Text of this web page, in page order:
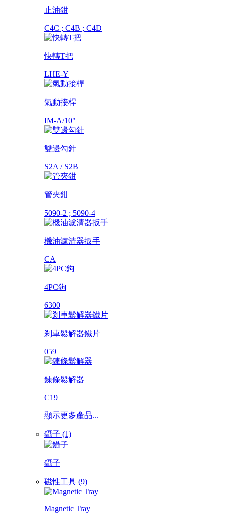
止油鉗
C4C ; C4B ; C4D
快轉T把
LHE-Y
氣動接桿
IM-A/10"
雙邊勾針
S2A / S2B
管夾鉗
5090-2 ; 5090-4
機油濾清器扳手
CA
4PC鉤
6300
剎車鬆解器鐵片
059
鍊條鬆解器
C19
顯示更多產品...
鑷子 (1)
鑷子
磁性工具 (9)
Magnetic Tray